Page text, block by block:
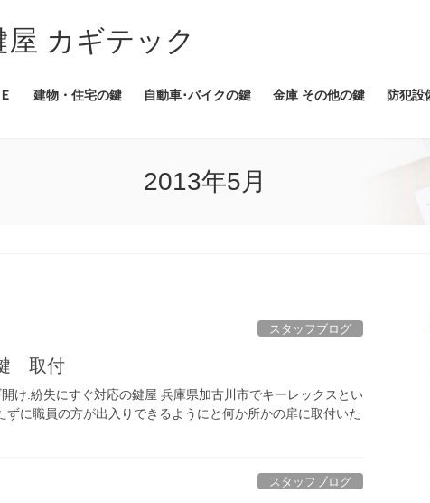
建物・住宅の鍵 自動車･バイクの鍵 金庫 その他の鍵 防犯設
2013年5月
スタッフブログ
取付
.紛失にすぐ対応の鍵屋 兵庫県加古川市でキーレックスとい
に職員の方が出入りできるようにと何か所かの扉に取付いた
スタッフブログ